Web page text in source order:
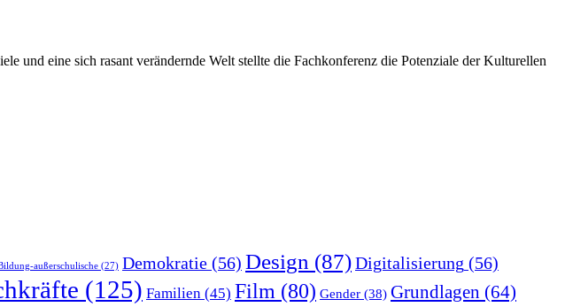
eine sich rasant verändernde Welt stellte die Fachkonferenz die Potenziale der Kulturellen
außerschulische (27) Demokratie (56) Design (87)Digitalisierung (56)
(125) Familien (45) Film (80) Gender (38) Grundlagen (64)